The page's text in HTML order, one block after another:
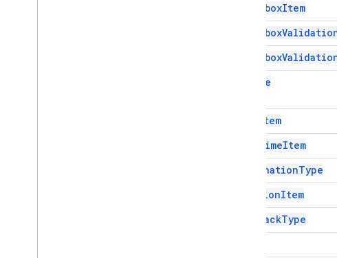
CheckboxItem
Checkbox
Checkbox
Choice
Item
TimeItem
DestinationType
DurationItem
FeedbackType